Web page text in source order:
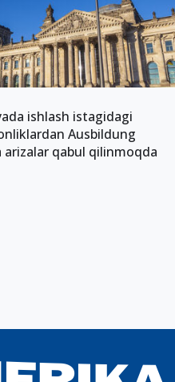
ishlash istagidagi
Ausbildung
arizalar qabul qilinmoqda